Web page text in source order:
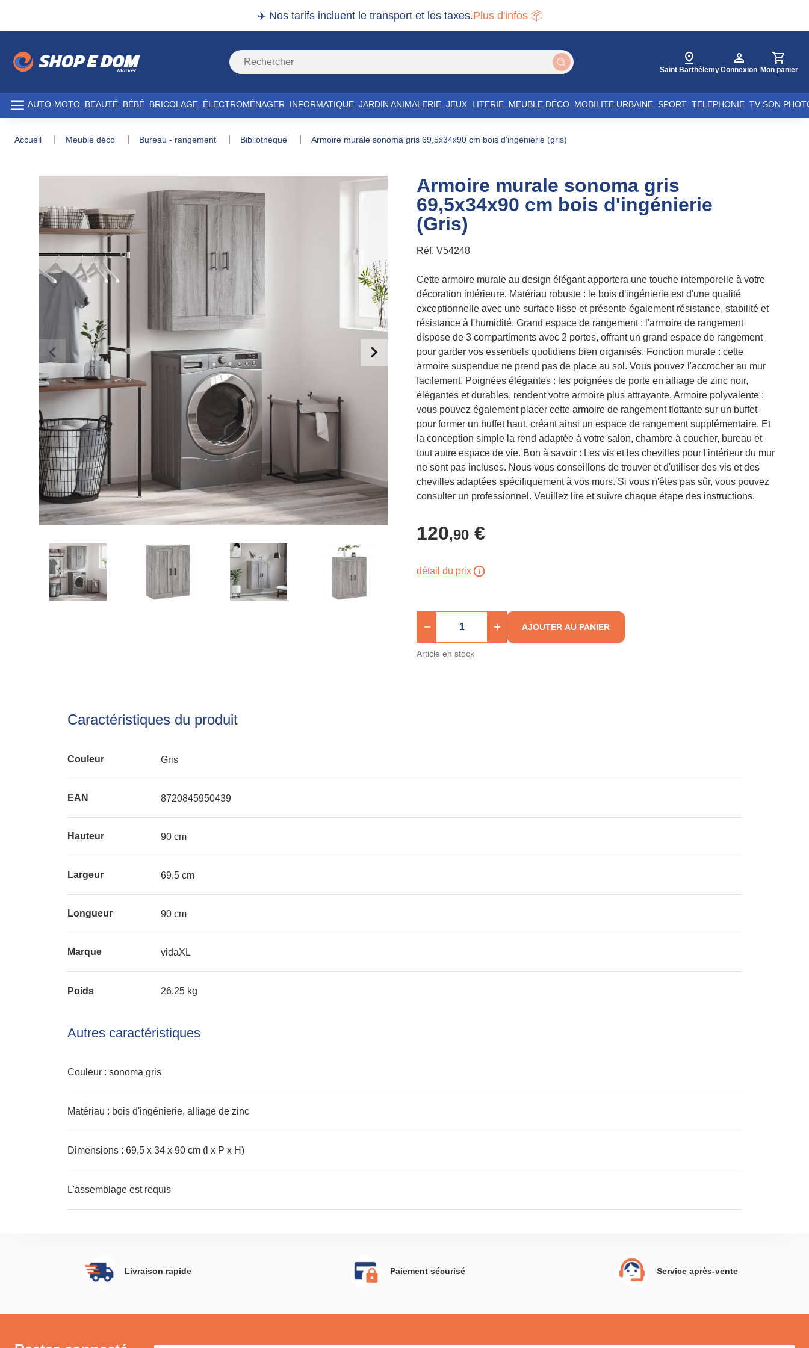
✈️ Nos tarifs incluent le transport et les taxes.Plus d'infos 📦
Saint BarthélemyConnexion Mon panier
AUTO-MOTO BEAUTÉ BÉBÉ BRICOLAGE ÉLECTROMÉNAGER INFORMATIQUE JARDIN ANIMALERIE JEUX LITERIE MEUBLE DÉCO MOBILITE URBAINE SPORT TELEPHONIE TV SON
accueil meuble déco bureau - rangement bibliothèque armoire murale sonoma gris 69,5x34x90 cm bois d'ingénierie (gris)
Armoire murale sonoma gris
69,5x34x90 cm bois d'ingénierie
(Gris)
Réf. V54248
Cette armoire murale au design élégant apportera une touche intemporelle à votre
décoration intérieure. Matériau robuste : le bois d'ingénierie est d'une qualité
exceptionnelle avec une surface lisse et présente également résistance, stabilité et
résistance à l'humidité. Grand espace de rangement : l'armoire de rangement
dispose de 3 compartiments avec 2 portes, offrant un grand espace de rangement
pour garder vos essentiels quotidiens bien organisés. Fonction murale : cette
armoire suspendue ne prend pas de place au sol. Vous pouvez l'accrocher au mur
facilement. Poignées élégantes : les poignées de porte en alliage de zinc noir,
élégantes et durables, rendent votre armoire plus attrayante. Armoire polyvalente :
vous pouvez également placer cette armoire de rangement flottante sur un buffet
pour former un buffet haut, créant ainsi un espace de rangement supplémentaire. Et
la conception simple la rend adaptée à votre salon, chambre à coucher, bureau et
tout autre espace de vie. Bon à savoir : Les vis et les chevilles pour l'intérieur du mur
ne sont pas incluses. Nous vous conseillons de trouver et d'utiliser des vis et des
chevilles adaptées spécifiquement à vos murs. Si vous n'êtes pas sûr, vous pouvez
consulter un professionnel. Veuillez lire et suivre chaque étape des instructions.
120,90 €
détail du prix
AJOUTER AU PANIER
Article en stock
Caractéristiques du produit
Couleur Gris
EAN 8720845950439
Hauteur 90 cm
Largeur 69.5 cm
Longueur 90 cm
Marque vidaXL
Poids 26.25 kg
Autres caractéristiques
Couleur : sonoma gris
Matériau : bois d'ingénierie, alliage de zinc
Dimensions : 69,5 x 34 x 90 cm (l x P x H)
L'assemblage est requis
Livraison rapide Paiement sécurisé Service après-vente